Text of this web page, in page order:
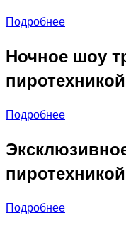
Подробнее
Ночное шоу
пиротехникой
Подробнее
Подробнее